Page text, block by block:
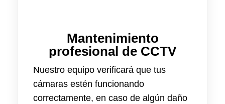
Mantenimiento
profesional de CCTV
Nuestro equipo verificará que tus
cámaras estén funcionando
correctamente, en caso de algún daño